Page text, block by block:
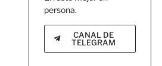
persona.
CANAL DE
TELEGRAM